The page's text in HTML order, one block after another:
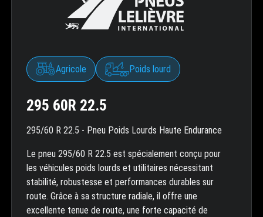
Agricole Poids lourd
295 60R 22.5
295/60 R 22.5 - Pneu Poids Lourds Haute Endurance
Le pneu 295/60 R 22.5 est spécialement conçu pour
les véhicules poids lourds et utilitaires nécessitant
stabilité, robustesse et performances durables sur
route. Grâce à sa structure radiale, il offre une
excellente tenue de route, une forte capacité de